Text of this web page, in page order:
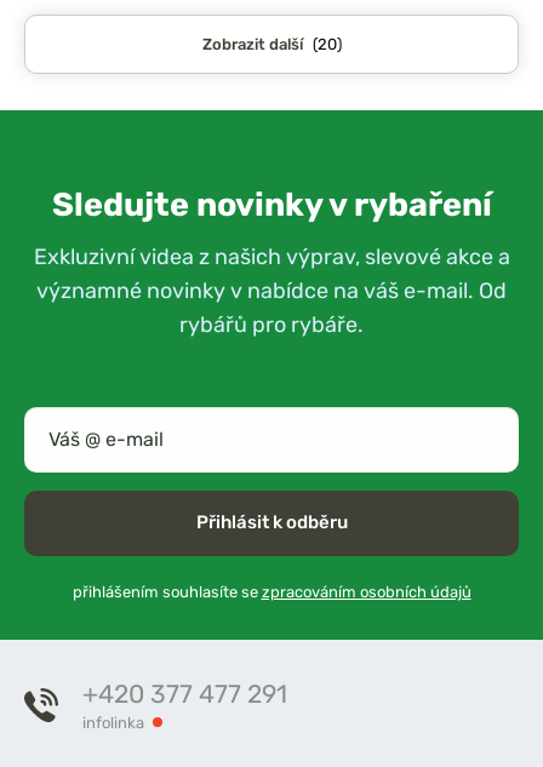
Zobrazit další (20)
Sledujte novinky v rybaření
Exkluzivní videa z našich výprav, slevové akce a
významné novinky v nabídce na váš e-mail. Od
rybářů pro rybáře.
Přihlásit k odběru
přihlášením souhlasíte se zpracováním osobních údajů
+420 377 477 291
infolinka